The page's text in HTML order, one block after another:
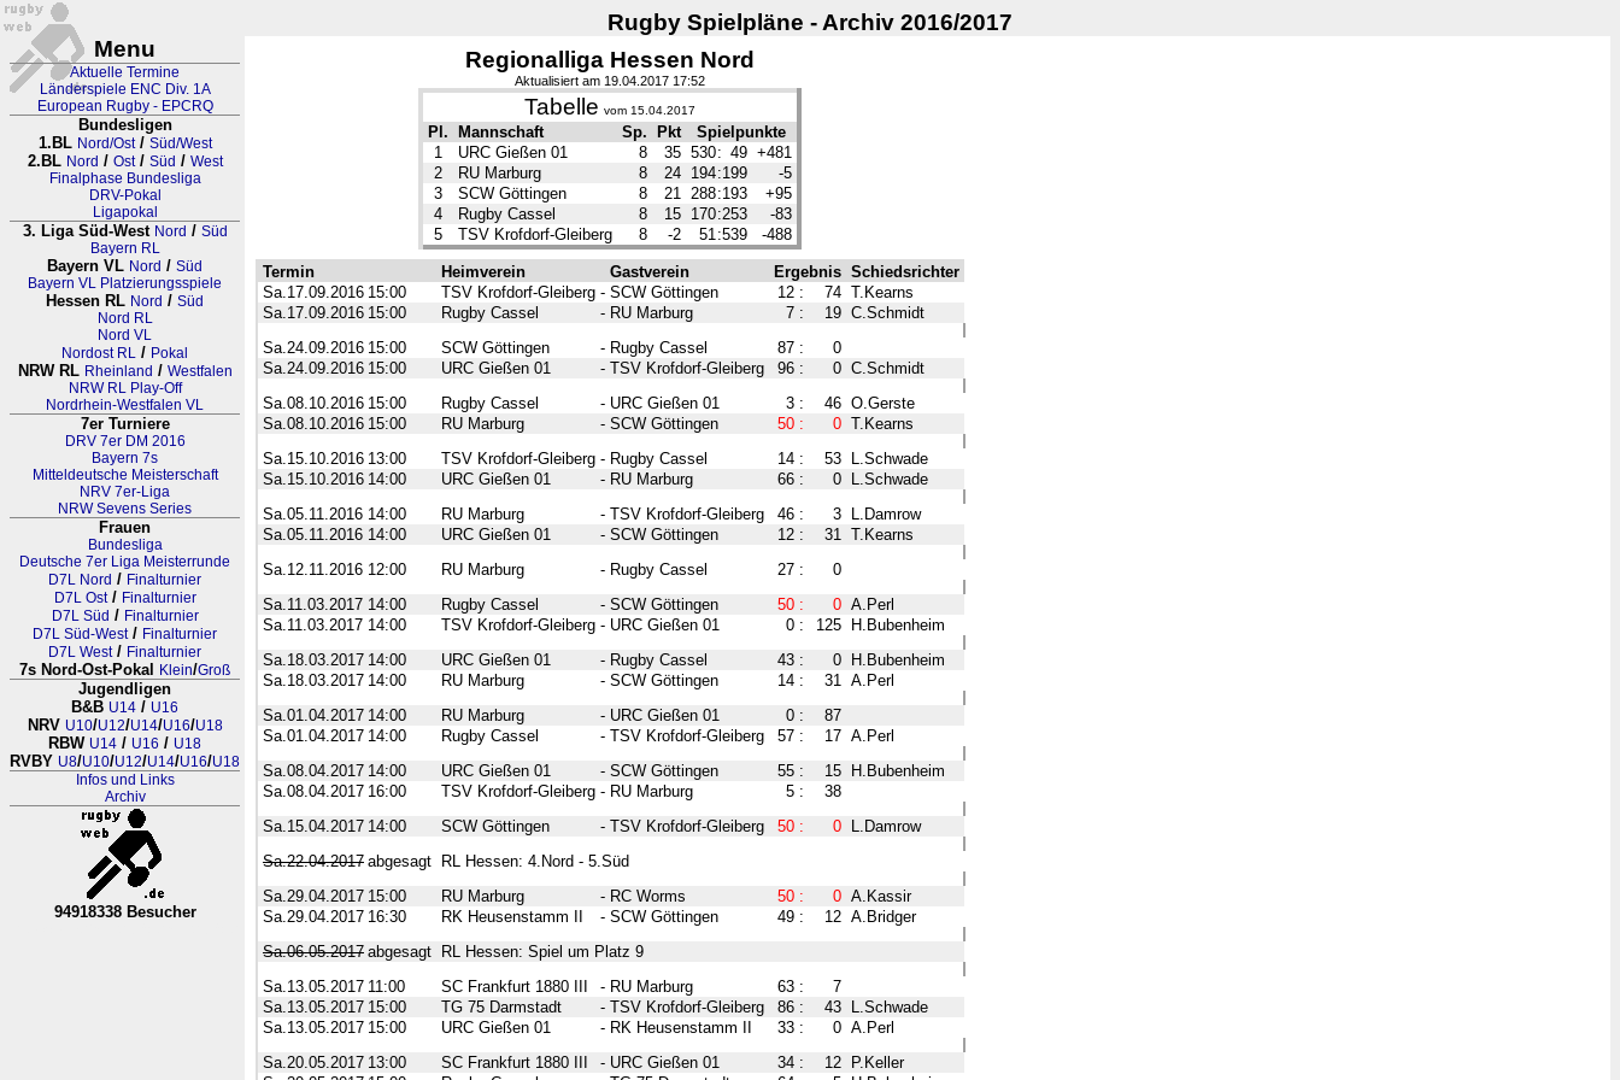
Rugby Spielpläne - Archiv 2016/2017
Menu
Aktuelle Termine
Länderspiele ENC Div. 1A
European Rugby - EPCRQ
Bundesligen
1.BL Nord/Ost/ Süd/West
2.BL Nord / Ost/ Süd / West
Finalphase Bundesliga
DRV-Pokal
Ligapokal
3. Liga Süd-West Nord / Süd
Bayern RL
Bayern VL Nord / Süd
Bayern VL Platzierungsspiele
Hessen RL Nord / Süd
Nord RL
Nord VL
Nordost RL / Pokal
NRW RL Rheinland / Westfalen
NRW RL Play-Off
Nordrhein-Westfalen VL
7er Turniere
DRV 7er DM 2016
Bayern 7s
Mitteldeutsche Meisterschaft
NRV 7er-Liga
NRW Sevens Series
Frauen
Bundesliga
Deutsche 7er Liga Meisterrunde
D7L Nord / Finalturnier
D7L Ost/ Finalturnier
D7L Süd / Finalturnier
D7L Süd-West/ Finalturnier
D7L West/ Finalturnier
7s Nord-Ost-Pokal Klein/Groß
Jugendligen
B&B U14 / U16
NRV U10/U12/U14/U16/U18
RBW U14 / U16 / U18
RVBY U8/U10/U12/U14/U16/U18
Infos und Links
Archiv
94918338 Besucher
Regionalliga Hessen Nord
Aktualisiert am 19.04.2017 17:52
Tabelle vom 15.04.2017
Pl. Mannschaft Sp. Pkt
Spielpunkte
1
URC Gießen 01 8 35 530: 49 +481
2
RU Marburg 8 24 194:199
-5
3
SCW Göttingen 8 21 288:193
+95
4
Rugby Cassel 8 15 170:253
-83
5
TSV Krofdorf-Gleiberg 8 -2 51:539 -488
Termin Heimverein Gastverein Ergebnis Schiedsrichter
Sa.17.09.2016 15:00 TSV Krofdorf-Gleiberg - SCW Göttingen 12 : 74 T.Kearns
Sa.17.09.2016 15:00 Rugby Cassel - RU Marburg 7 : 19 C.Schmidt
Sa.24.09.2016 15:00 SCW Göttingen - Rugby Cassel 87 :
0
Sa.24.09.2016 15:00 URC Gießen 01 - TSV Krofdorf-Gleiberg 96 : 0 C.Schmidt
Sa.08.10.2016 15:00 Rugby Cassel - URC Gießen 01 3 : 46 O.Gerste
Sa.08.10.2016 15:00 RU Marburg - SCW Göttingen 50 : 0 T.Kearns
Sa.15.10.2016 13:00 TSV Krofdorf-Gleiberg - Rugby Cassel 14 : 53
L.Schwade
Sa.15.10.2016 14:00 URC Gießen 01 - RU Marburg 66 : 0
L.Schwade
Sa.05.11.2016 14:00 RU Marburg - TSV Krofdorf-Gleiberg 46 : 3
L.Damrow
Sa.05.11.2016 14:00 URC Gießen 01 - SCW Göttingen 12 : 31 T.Kearns
Sa.12.11.2016 12:00 RU Marburg - Rugby Cassel 27 :
0
Sa.11.03.2017 14:00 Rugby Cassel - SCW Göttingen 50 : 0 A.Perl
Sa.11.03.2017 14:00 TSV Krofdorf-Gleiberg - URC Gießen 01 0 : 125
H.Bubenheim
Sa.18.03.2017 14:00 URC Gießen 01 - Rugby Cassel 43 : 0
H.Bubenheim
Sa.18.03.2017 14:00 RU Marburg - SCW Göttingen 14 : 31 A.Perl
Sa.01.04.2017 14:00 RU Marburg - URC Gießen 01 0 :
87
Sa.01.04.2017 14:00 Rugby Cassel - TSV Krofdorf-Gleiberg 57 : 17 A.Perl
Sa.08.04.2017 14:00 URC Gießen 01 - SCW Göttingen 55 : 15
H.Bubenheim
Sa.08.04.2017 16:00 TSV Krofdorf-Gleiberg - RU Marburg 5 :
38
Sa.15.04.2017 14:00 SCW Göttingen - TSV Krofdorf-Gleiberg 50 : 0
L.Damrow
Sa.22.04.2017 abgesagt
RL Hessen: 4.Nord - 5.Süd
Sa.29.04.2017 15:00 RU Marburg - RC Worms 50 : 0 A.Kassir
Sa.29.04.2017 16:30 RK Heusenstamm II - SCW Göttingen 49 : 12 A.Bridger
Sa.06.05.2017 abgesagt
RL Hessen: Spiel um Platz 9
Sa.13.05.2017 11:00 SC Frankfurt 1880 III - RU Marburg 63 :
7
Sa.13.05.2017 15:00 TG 75 Darmstadt - TSV Krofdorf-Gleiberg 86 : 43
L.Schwade
Sa.13.05.2017 15:00 URC Gießen 01 - RK Heusenstamm II 33 : 0 A.Perl
Sa.20.05.2017 13:00 SC Frankfurt 1880 III - URC Gießen 01 34 : 12
P.Keller